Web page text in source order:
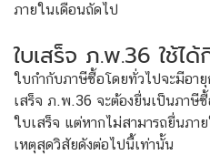
ภายในเดือนถัดไป
ใบเสร็จ ภ.พ.36 ใช้ได้
ใบกำกับภาษีซื้อโดยทั่วไปจะมีอา
เสร็จ ภ.พ.36 จะต้องยื่นเป็นภาษี
ใบเสร็จ แต่หากไม่สามารถยื่นภา
เหตุสุดวิสัยดังต่อไปนี้เท่านั้น